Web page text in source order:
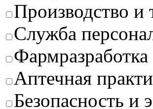
Производство и
Служба
Фармразработка
Аптечная
Безопасность и